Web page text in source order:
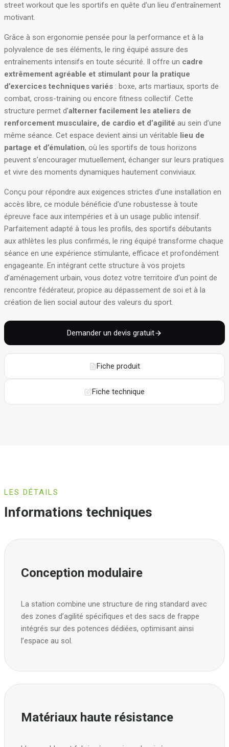
street workout que les sportifs en quête d’un lieu d’entraînement
motivant.
Grâce à son ergonomie pensée pour la performance et à la
polyvalence de ses éléments, le ring équipé assure des
entraînements intensifs en toute sécurité. Il offre un cadre
extrêmement agréable et stimulant pour la pratique
d’exercices techniques variés : boxe, arts martiaux, sports de
combat, cross-training ou encore fitness collectif. Cette
structure permet d’alterner facilement les ateliers de
renforcement musculaire, de cardio et d’agilité au sein d’une
même séance. Cet espace devient ainsi un véritable lieu de
partage et d’émulation, où les sportifs de tous horizons
peuvent s’encourager mutuellement, échanger sur leurs pratiques
et vivre des moments dynamiques hautement conviviaux.
Conçu pour répondre aux exigences strictes d’une installation en
accès libre, ce module bénéficie d’une robustesse à toute
épreuve face aux intempéries et à un usage public intensif.
Parfaitement adapté à tous les profils, des sportifs débutants
aux athlètes les plus confirmés, le ring équipé transforme chaque
séance en une expérience stimulante, efficace et profondément
engageante. En intégrant cette structure à vos projets
d’aménagement urbain, vous dotez votre territoire d’un point de
rencontre fédérateur, propice au dépassement de soi et à la
création de lien social autour des valeurs du sport.
Demander un devis gratuit
Fiche produit
Fiche technique
LES DÉTAILS
Informations techniques
Conception modulaire
La station combine une structure de ring standard avec
des zones d’agilité spécifiques et des sacs de frappe
intégrés sur des potences dédiées, optimisant ainsi
l’espace au sol.
Matériaux haute résistance